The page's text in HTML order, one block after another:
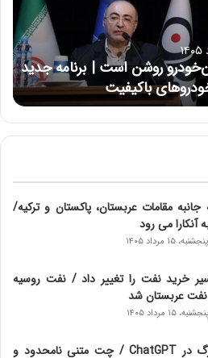
روشن است | برنامه جدید
باکیفیت
جانبه مقامات عربستان، پاکستان و ترکیه/
آنکارا می رود
خرید نفت را تغییر داد / نفت روسیه
نفت عربستان شد
تغییر بزرگ در ChatGPT / چت متنی نامحدود و